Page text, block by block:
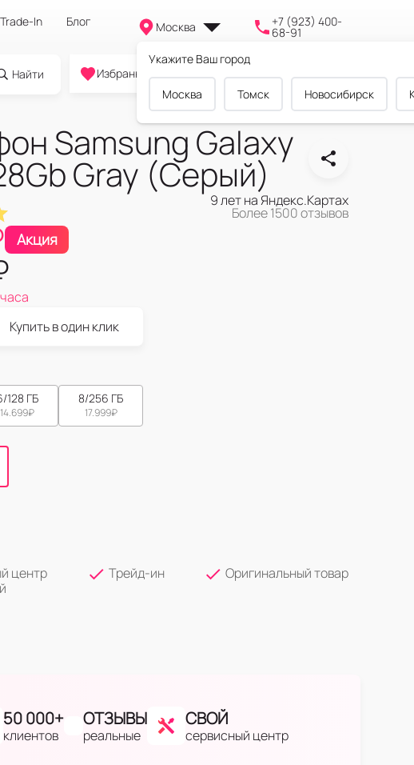
Trade-In Блог Москва
Укажите Ваш город
Москва Томск Новосибирск
+7 (923) 400-
68-91
Найти
0
Избранное Cравнение Корзина
Samsung Galaxy
Gray (Серый)
9 лет на Яндекс.Картах
Более 1500 отзывов
Акция
Купить в один клик
128 ГБ
14.699₽
8/256 ГБ
17.999₽
центр Трейд-ин
Оригинальный товар
50 000+
клиентов
ОТЗЫВЫ
реальные
СВОЙ
сервисный центр